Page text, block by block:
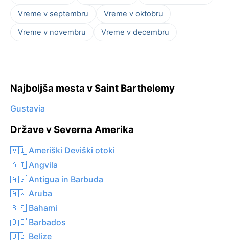
Vreme v septembru
Vreme v oktobru
Vreme v novembru
Vreme v decembru
Najboljša mesta v Saint Barthelemy
Gustavia
Države v Severna Amerika
🇻🇮 Ameriški Deviški otoki
🇦🇮 Angvila
🇦🇬 Antigua in Barbuda
🇦🇼 Aruba
🇧🇸 Bahami
🇧🇧 Barbados
🇧🇿 Belize